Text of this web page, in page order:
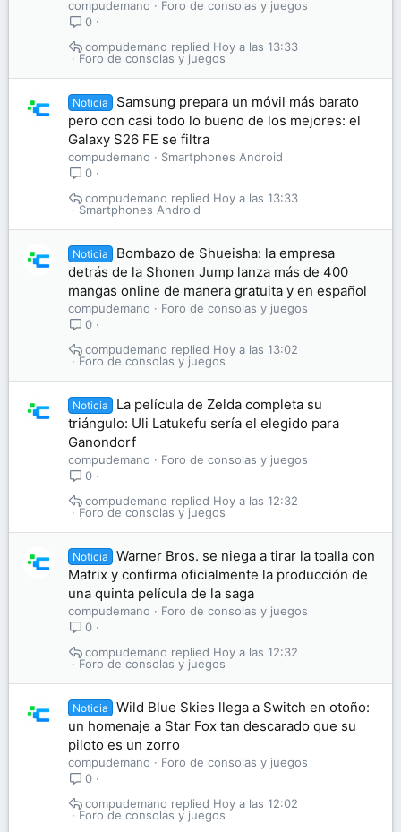
compudemano
Foro de consolas y juegos
0
Foro de consolas y juegos
Hoy a las 13:33
compudemano
Noticia
Samsung prepara un móvil más barato
pero con casi todo lo bueno de los mejores: el
Galaxy S26 FE se filtra
compudemano
Smartphones Android
0
Smartphones Android
Hoy a las 13:33
compudemano
Noticia
Bombazo de Shueisha: la empresa
detrás de la Shonen Jump lanza más de 400
mangas online de manera gratuita y en español
compudemano
Foro de consolas y juegos
0
Foro de consolas y juegos
Hoy a las 13:02
compudemano
Noticia
La película de Zelda completa su
triángulo: Uli Latukefu sería el elegido para
Ganondorf
compudemano
Foro de consolas y juegos
0
Foro de consolas y juegos
Hoy a las 12:32
compudemano
Noticia
Warner Bros. se niega a tirar la toalla con
Matrix y confirma oficialmente la producción de
una quinta película de la saga
compudemano
Foro de consolas y juegos
0
Foro de consolas y juegos
Hoy a las 12:32
compudemano
Noticia
Wild Blue Skies llega a Switch en otoño:
un homenaje a Star Fox tan descarado que su
piloto es un zorro
compudemano
Foro de consolas y juegos
0
Foro de consolas y juegos
Hoy a las 12:02
compudemano